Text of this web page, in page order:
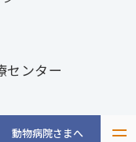
動物病院さまへ
センター